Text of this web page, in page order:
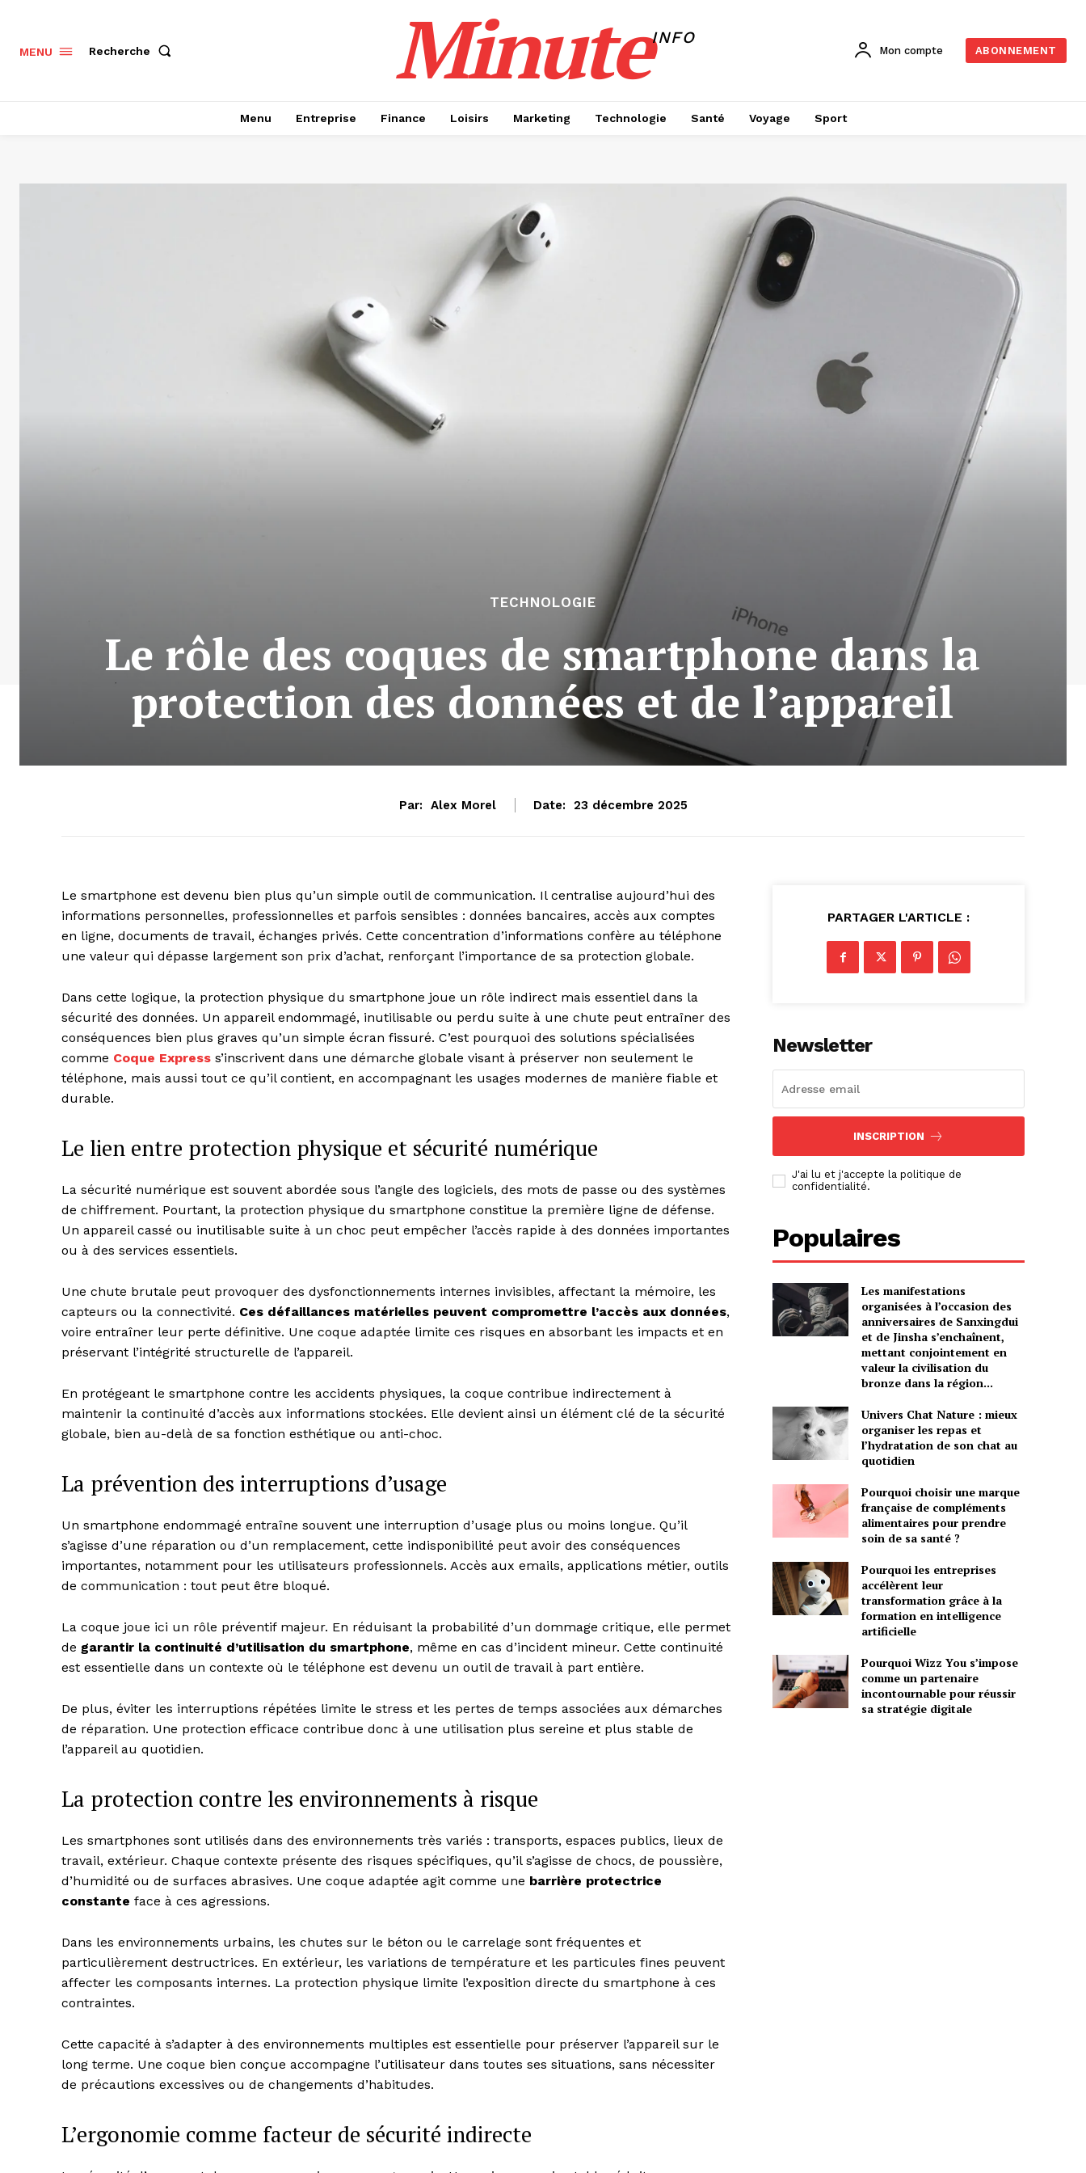
Magazine PRO
About
Subscription Plans
My account
MENU Recherche MinuteINFO
Mon compte ABONNEMENT
Menu Entreprise Finance Loisirs Marketing Technologie Santé Voyage Sport
TECHNOLOGIE
Le rôle des coques de smartphone dans la
protection des données et de l’appareil
Par: Alex Morel Date: 23 décembre 2025
Le smartphone est devenu bien plus qu’un simple outil de communication. Il centralise aujourd’hui des
informations personnelles, professionnelles et parfois sensibles : données bancaires, accès aux comptes
en ligne, documents de travail, échanges privés. Cette concentration d’informations confère au téléphone
une valeur qui dépasse largement son prix d’achat, renforçant l’importance de sa protection globale.
Dans cette logique, la protection physique du smartphone joue un rôle indirect mais essentiel dans la
sécurité des données. Un appareil endommagé, inutilisable ou perdu suite à une chute peut entraîner des
conséquences bien plus graves qu’un simple écran fissuré. C’est pourquoi des solutions spécialisées
comme Coque Express s’inscrivent dans une démarche globale visant à préserver non seulement le
téléphone, mais aussi tout ce qu’il contient, en accompagnant les usages modernes de manière fiable et
durable.
Le lien entre protection physique et sécurité numérique
La sécurité numérique est souvent abordée sous l’angle des logiciels, des mots de passe ou des systèmes
de chiffrement. Pourtant, la protection physique du smartphone constitue la première ligne de défense.
Un appareil cassé ou inutilisable suite à un choc peut empêcher l’accès rapide à des données importantes
ou à des services essentiels.
Une chute brutale peut provoquer des dysfonctionnements internes invisibles, affectant la mémoire, les
capteurs ou la connectivité. Ces défaillances matérielles peuvent compromettre l’accès aux données,
voire entraîner leur perte définitive. Une coque adaptée limite ces risques en absorbant les impacts et en
préservant l’intégrité structurelle de l’appareil.
En protégeant le smartphone contre les accidents physiques, la coque contribue indirectement à
maintenir la continuité d’accès aux informations stockées. Elle devient ainsi un élément clé de la sécurité
globale, bien au-delà de sa fonction esthétique ou anti-choc.
La prévention des interruptions d’usage
Un smartphone endommagé entraîne souvent une interruption d’usage plus ou moins longue. Qu’il
s’agisse d’une réparation ou d’un remplacement, cette indisponibilité peut avoir des conséquences
importantes, notamment pour les utilisateurs professionnels. Accès aux emails, applications métier, outils
de communication : tout peut être bloqué.
La coque joue ici un rôle préventif majeur. En réduisant la probabilité d’un dommage critique, elle permet
de garantir la continuité d’utilisation du smartphone, même en cas d’incident mineur. Cette continuité
est essentielle dans un contexte où le téléphone est devenu un outil de travail à part entière.
De plus, éviter les interruptions répétées limite le stress et les pertes de temps associées aux démarches
de réparation. Une protection efficace contribue donc à une utilisation plus sereine et plus stable de
l’appareil au quotidien.
La protection contre les environnements à risque
Les smartphones sont utilisés dans des environnements très variés : transports, espaces publics, lieux de
travail, extérieur. Chaque contexte présente des risques spécifiques, qu’il s’agisse de chocs, de poussière,
d’humidité ou de surfaces abrasives. Une coque adaptée agit comme une barrière protectrice
constante face à ces agressions.
Dans les environnements urbains, les chutes sur le béton ou le carrelage sont fréquentes et
particulièrement destructrices. En extérieur, les variations de température et les particules fines peuvent
affecter les composants internes. La protection physique limite l’exposition directe du smartphone à ces
contraintes.
Cette capacité à s’adapter à des environnements multiples est essentielle pour préserver l’appareil sur le
long terme. Une coque bien conçue accompagne l’utilisateur dans toutes ses situations, sans nécessiter
de précautions excessives ou de changements d’habitudes.
L’ergonomie comme facteur de sécurité indirecte
PARTAGER L'ARTICLE :
Newsletter
INSCRIPTION
J'ai lu et j'accepte la politique de
confidentialité.
Populaires
Les manifestations
organisées à l’occasion des
anniversaires de Sanxingdui
et de Jinsha s’enchaînent,
mettant conjointement en
valeur la civilisation du
bronze dans la région...
Univers Chat Nature : mieux
organiser les repas et
l’hydratation de son chat au
quotidien
Pourquoi choisir une marque
française de compléments
alimentaires pour prendre
soin de sa santé ?
Pourquoi les entreprises
accélèrent leur
transformation grâce à la
formation en intelligence
artificielle
Pourquoi Wizz You s’impose
comme un partenaire
incontournable pour réussir
sa stratégie digitale